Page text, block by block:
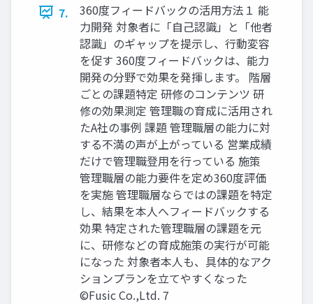
7.
360度フィードバックの活用方法１ 能
力開発 対象者に「自己認識」と「他者
認識」のギャップを提示し、行動変容
を促す 360度フィードバックは、能力
開発の分野で効果を発揮します。 階層
ごとの課題特定 研修のコンテンツ 研
修の効果測定 管理職の育成に活用され
たA社の事例 課題 管理職層の能力に対
する不満の声が上がっている 営業成績
だけで管理職登用を行っている 施策
管理職層の能力要件を定め360度評価
を実施 管理職層ならではの課題を特定
し、結果を本人へフィードバックする
効果 特定された管理職層の課題を元
に、研修などの育成施策の実行が可能
になった 対象者本人も、具体的なアク
ションプランを立てやすくなった
©️Fusic Co.,Ltd. 7